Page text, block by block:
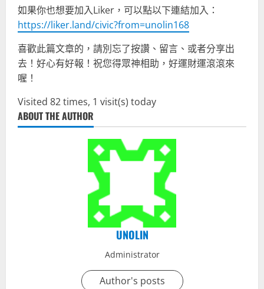
如果你也想要加入Liker，可以點以下連結加入：
https://liker.land/civic?from=unolin168
喜歡此篇文章的，請別忘了按讚、留言、或者分享出
去！好心有好報！祝您得眾神相助，好運財運滾滾來
喔！
Visited 82 times, 1 visit(s) today
ABOUT THE AUTHOR
UNOLIN
Administrator
Author's posts